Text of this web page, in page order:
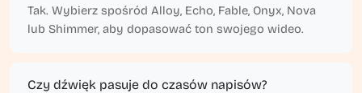
Tak. Wybierz spośród Alloy, Echo, Fable, Onyx, Nova
lub Shimmer, aby dopasować ton swojego wideo.
Czy dźwięk pasuje do czasów napisów?